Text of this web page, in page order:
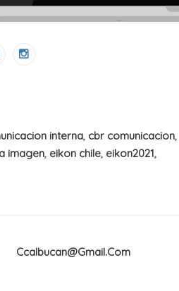
interna, cbr comunicacion,
imagen, eikon chile, eikon2021,
Ccalbucan@gmail.com